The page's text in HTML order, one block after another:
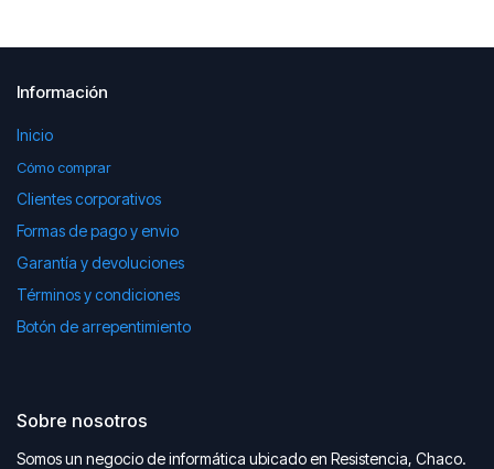
Información
Inicio
Cómo comprar
Clientes corporativos
Formas de pago y envio
Garantía y devoluciones
Términos y condiciones
Botón de arrepentimiento
Sobre nosotros
Somos un negocio de informática ubicado en Resistencia, Chaco.